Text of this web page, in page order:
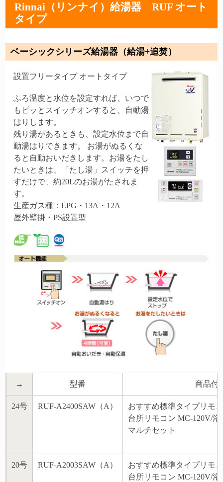
Rinnai（リンナイ）給湯器 RUF オート
タイプ
ベーシックシリーズ給湯器（給湯+追焚）
設置フリータイプ オートタイプ
ふろ温度と水位を設定すれば、いつで
もピッとスイッチオンすると、自動湯
はりします。
残り湯があるときも、設定水位まで自
動湯はりできます。 お湯がぬるくな
ると自動おいだきします。お湯をたし
たいときは、「たし湯」スイッチを押
すだけで、約20Lのお湯がたされま
す。
生産ガス種：LPG・13A・12A
屋外壁掛・PS設置型
→ 型番 商品付
24号 RUF-A2400SAW（A）
おすすめ標準タイプリモ
台所リモコン MC-120V/
マルチセット
20号 RUF-A2003SAW（A）
おすすめ標準タイプリモ
台所リモコン MC-120V/